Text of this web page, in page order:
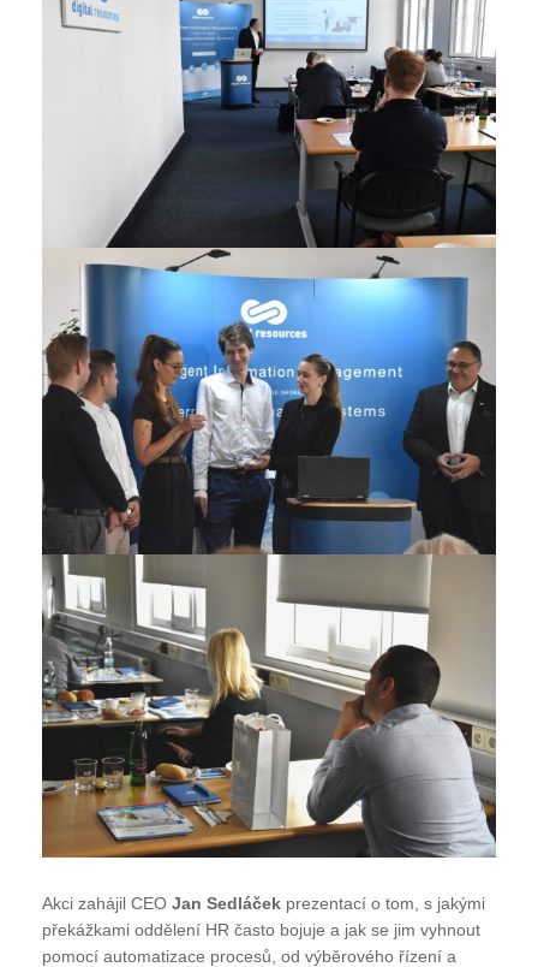
Akci zahájil CEO Jan Sedláček prezentací o tom, s jakými
překážkami oddělení HR často bojuje a jak se jim vyhnout
pomocí automatizace procesů, od výběrového řízení a